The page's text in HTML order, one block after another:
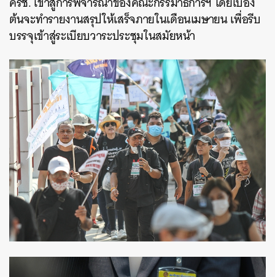
ต้นจะทำรายงานสรุปให้เสร็จภายในเดือนเมษายน เพื่อรีบ
บรรจุเข้าสู่ระเบียบวาระประชุมในสมัยหน้า